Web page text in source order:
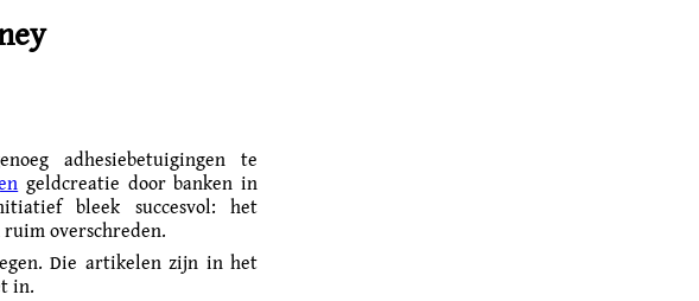
adhesiebetuigingen te
geldcreatie door banken in
bleek succesvol: het
overschreden.
Die artikelen zijn in het
in.